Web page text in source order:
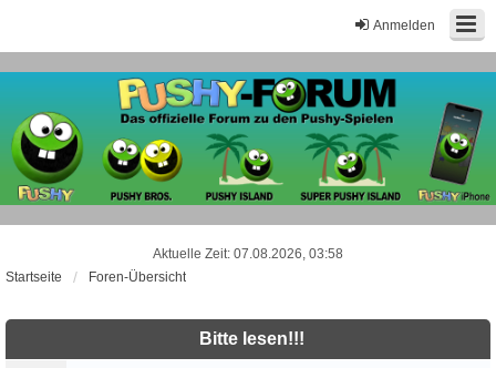
Anmelden
Aktuelle Zeit: 07.08.2026, 03:58
Startseite
Foren-Übersicht
Bitte lesen!!!